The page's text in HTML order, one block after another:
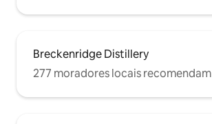
Breckenridge Distillery
277 moradores locais recomendam